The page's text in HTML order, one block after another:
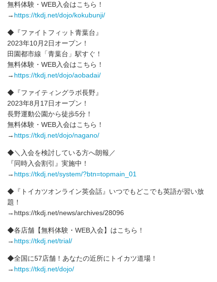
無料体験・WEB入会はこちら！
→ https://tkdj.net/dojo/kokubunji/
◆『ファイトフィット青葉台』
2023年10月2日オープン！
田園都市線「青葉台」駅すぐ！
無料体験・WEB入会はこちら！
→ https://tkdj.net/dojo/aobadai/
◆『ファイティングラボ長野』
2023年8月17日オープン！
長野運動公園から徒歩5分！
無料体験・WEB入会はこちら！
→ https://tkdj.net/dojo/nagano/
◆＼入会を検討している方へ朗報／
『同時入会割引』実施中！
→ https://tkdj.net/system/?btn=topmain_01
◆『トイカツオンライン英会話』いつでもどこでも英語が習い放
題！
→https://tkdj.net/news/archives/28096
◆各店舗【無料体験・WEB入会】はこちら！
→ https://tkdj.net/trial/
◆全国に57店舗！あなたの近所にトイカツ道場！
→ https://tkdj.net/dojo/